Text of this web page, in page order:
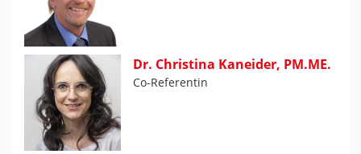
Dr. Christina Kaneider, PM.ME.
Co-Referentin